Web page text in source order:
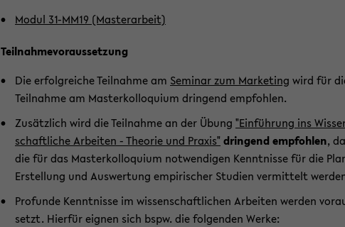
Modul 31-​MM19 (Mas­ter­ar­beit)
Teil­nah­me­vor­aus­set­zung
Die er­folg­rei­che Teil­nah­me am Se­mi­nar zum Mar­ke­ting wird für
Teil­nah­me am Mas­ter­kol­lo­qui­um drin­gend emp­foh­len.
Zu­sätz­lich wird die Teil­nah­me an der Übung "Ein­füh­rung ins
schaft­li­che Ar­bei­ten - Theo­rie und Pra­xis" drin­gend emp­foh­len,
die für das Mas­ter­kol­lo­qui­um not­wen­di­gen Kennt­nis­se für die
Er­stel­lung und Aus­wer­tung em­pi­ri­scher Stu­di­en ver­mit­telt
Pro­fun­de Kennt­nis­se im wis­sen­schaft­li­chen Ar­bei­ten wer­den
setzt. Hier­für eig­nen sich bspw. die fol­gen­den Werke: